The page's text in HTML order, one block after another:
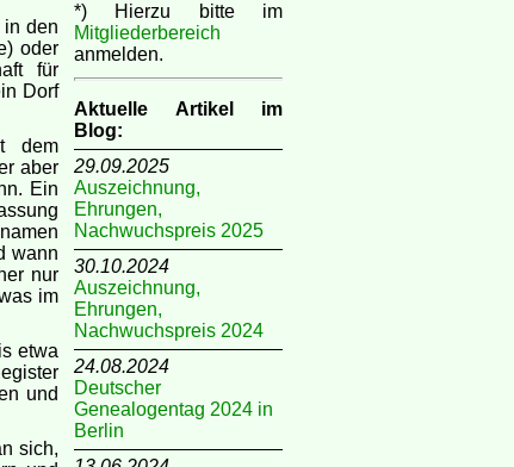
*) Hierzu bitte im
Mitgliederbereich
anmelden.
Aktuelle Artikel im
Blog:
29.09.2025
Auszeichnung,
Ehrungen,
Nachwuchspreis 2025
30.10.2024
Auszeichnung,
Ehrungen,
Nachwuchspreis 2024
24.08.2024
Deutscher
Genealogentag 2024 in
Berlin
in den
oder
für
Dorf
dem
aber
Ein
wann
nur
im
etwa
und
sich,